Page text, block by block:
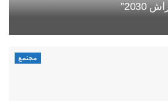
مجتمع